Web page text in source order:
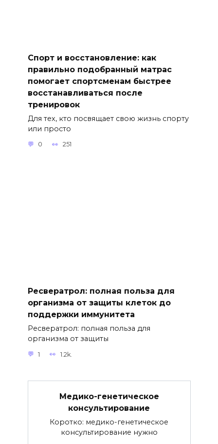
Спорт и восстановление: как
правильно подобранный матрас
помогает спортсменам быстрее
восстанавливаться после
тренировок
Для тех, кто посвящает свою жизнь спорту
или просто
0 251
Ресвератрол: полная польза для
организма от защиты клеток до
поддержки иммунитета
Ресвератрол: полная польза для
организма от защиты
1 1.2k.
Медико-генетическое
консультирование
Коротко: медико-генетическое
консультирование нужно